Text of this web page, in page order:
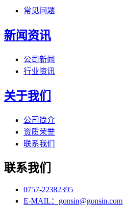
常见问题
新闻资讯
公司新闻
行业资讯
关于我们
公司简介
资质荣誉
联系我们
联系我们
0757-22382395
E-MAIL：gonsin@gonsin.com